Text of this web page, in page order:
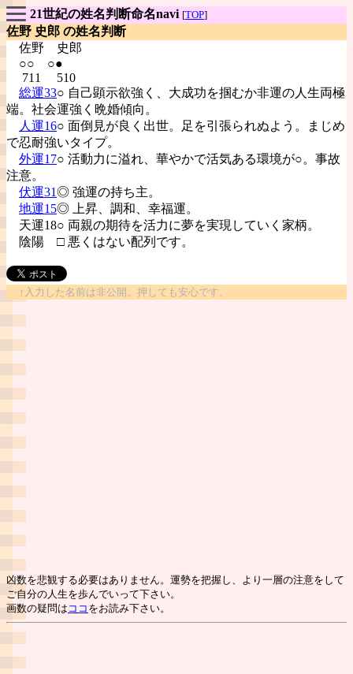
21世紀の姓名判断命名navi [TOP]
佐野 史郎 の姓名判断
佐野
史郎
○○ ○●
711 510
総運33○ 自己顕示欲強く、大成功を掴むか非運の人生両極
端。社会運強く晩婚傾向。
人運16○ 面倒見が良く出世。足を引張られぬよう。まじめ
で忍耐強いタイプ。
外運17○ 活動力に溢れ、華やかで活気ある環境が○。事故
注意。
伏運31◎ 強運の持ち主。
地運15◎ 上昇、調和、幸福運。
天運18○ 両親の期待を活力に夢を実現していく家柄。
陰陽 □ 悪くはない配列です。
↑入力した名前は非公開。押しても安心です。
凶数を悲観する必要はありません。運勢を把握し、より一層の注意をして
ご自分の人生を歩んでいって下さい。
画数の疑問は ココ をお読み下さい。